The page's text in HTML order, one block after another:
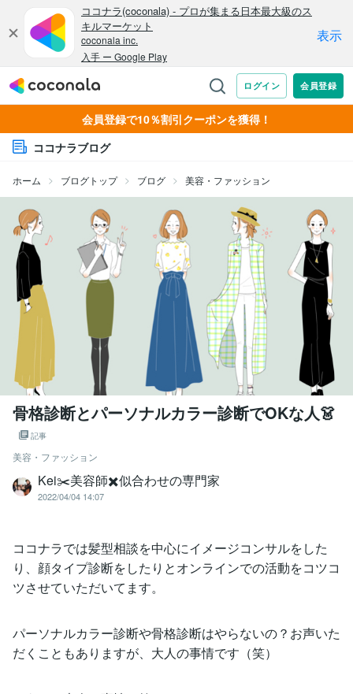
会員登録で10％割引クーポンを獲得！
ココナラブログ
ホーム ブログトップ ブログ 美容・ファッション
骨格診断とパーソナルカラー診断でOKな人👗
記事
美容・ファッション
Kei✂️美容師✖️似合わせの専門家
2022/04/04 14:07
ココナラでは髪型相談を中心にイメージコンサルをした
り、顔タイプ診断をしたりとオンラインでの活動をコツコ
ツさせていただいてます。
パーソナルカラー診断や骨格診断はやらないの？お声いた
だくこともありますが、大人の事情です（笑）